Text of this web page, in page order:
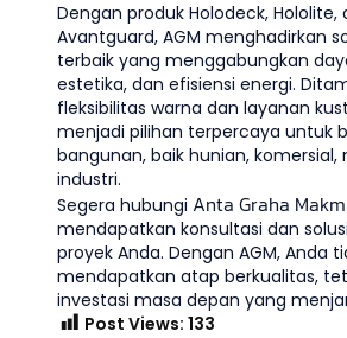
Dengan produk Holodeck, Hololite,
Avantguard, AGM menghadirkan
terbaik yang menggabungkan
estetika, dan efisiensi energi.
fleksibilitas warna dan layanan
menjadi pilihan terpercaya untuk
bangunan, baik hunian, komersial,
industri.
Segera hubungi Anta Graha
mendapatkan konsultasi dan
proyek Anda. Dengan AGM, Anda
mendapatkan atap berkualitas,
investasi masa depan yang
Post Views: 133